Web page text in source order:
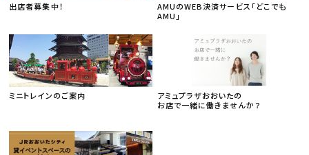
出店者募集中！
AMUのWEB決済サービス「どこでも
AMU」
ミニトレインのご案内
アミュプラザおおいたの
お店で一緒に働きませんか？